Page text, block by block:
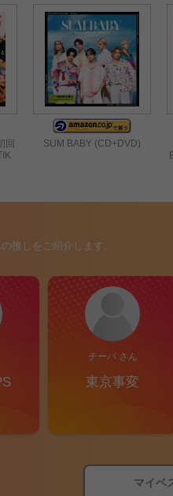
回
SUM BABY (CD+DVD)
推しをご紹介します。
チーバ さん
東京事変
マイベ